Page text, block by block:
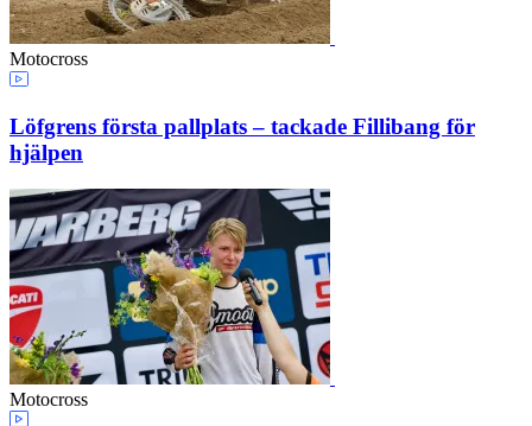
Motocross
Löfgrens första pallplats – tackade Fillibang för
hjälpen
Motocross